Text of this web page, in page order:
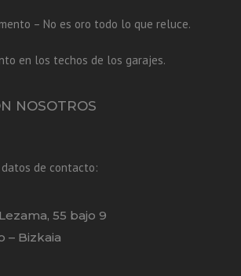
– No es oro todo lo que reluce.
en los techos de los garajes.
NOSOTROS
de contacto:
55 bajo 9
– Bizkaia